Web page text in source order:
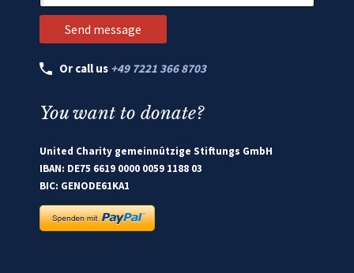
Or call us +49 7221 366 8703
You want to donate?
United Charity gemeinnützige Stiftungs GmbH
IBAN: DE75 6619 0000 0059 1188 03
BIC: GENODE61KA1